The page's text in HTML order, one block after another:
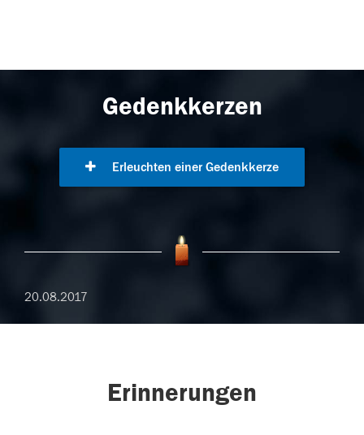
Gedenkkerzen
Erleuchten einer Gedenkkerze
20.08.2017
Erinnerungen